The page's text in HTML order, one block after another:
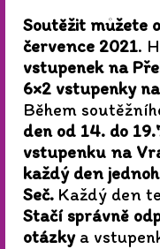
Soutěžit můžete
července 2021.
vstupenek na
6×2 vstupenky
Během
den od 14. do
vstupenku na
každý den
Seč. Každý den
Stačí správně
otázkya